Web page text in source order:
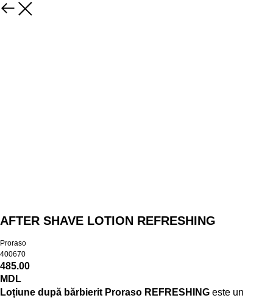
AFTER SHAVE LOTION REFRESHING
Proraso
400670
485.00
MDL
Loțiune după bărbierit Proraso REFRESHING este un